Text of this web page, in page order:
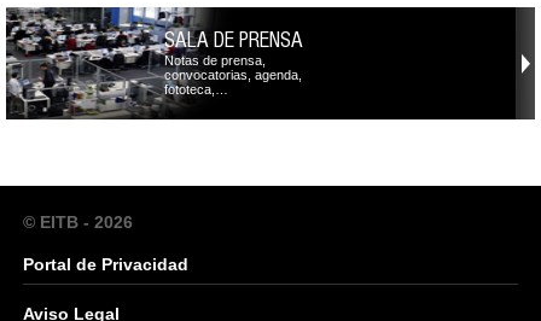
SALA DE PRENSA
Notas de prensa,
convocatorias, agenda,
fototeca,…
© EITB - 2026
Portal de Privacidad
Aviso Legal